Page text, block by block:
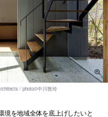
境を地域全体を底上げしたいと